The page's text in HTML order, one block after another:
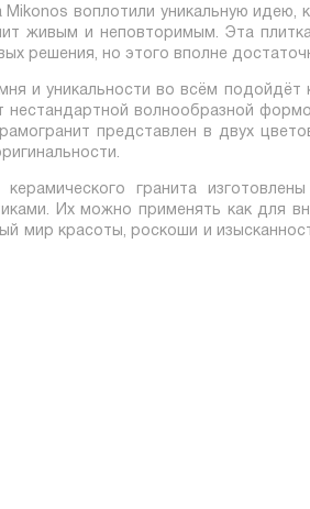
Mikonos воплотили уникальную
живым и неповторимым. Эта
решения, но этого вполне
и уникальности во всём подойдёт
волнообразной
представлен в двух
гранита
Их можно применять как для
мир красоты, роскоши и